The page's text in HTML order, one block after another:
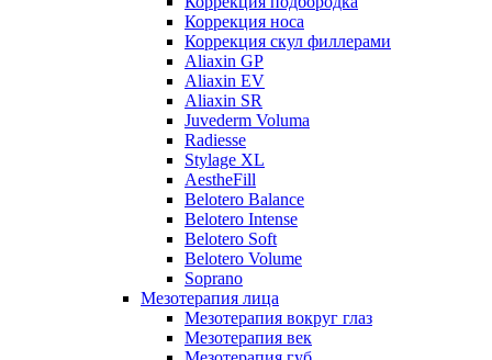
Коррекция носа
Коррекция скул филлерами
Aliaxin GP
Aliaxin EV
Aliaxin SR
Juvederm Voluma
Radiesse
Stylage XL
AestheFill
Belotero Balance
Belotero Intense
Belotero Soft
Belotero Volume
Soprano
Мезотерапия лица
Мезотерапия вокруг глаз
Мезотерапия век